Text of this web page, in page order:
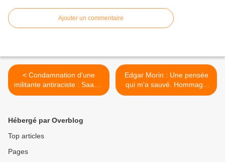
Ajouter un commentaire
< Condamnation d'une
militante antiraciste : Saadia
Mosbah, symbole d’une
Edgar Morin : Une pensée
qui m'a sauvé. Hommage
personnel à l'humaniste
Hébergé par Overblog
Top articles
Pages